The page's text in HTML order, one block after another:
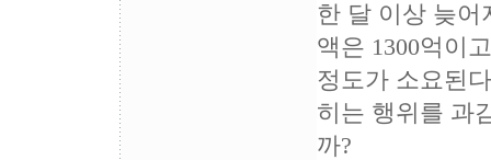
한 달 이상 늦어
액은 1300억이
정도가 소요된
히는 행위를 과
까?